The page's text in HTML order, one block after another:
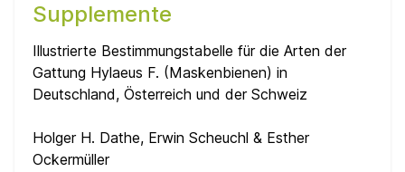
Supplemente
Illustrierte Bestimmungstabelle für die Arten der
Gattung Hylaeus F. (Maskenbienen) in
Deutschland, Österreich und der Schweiz
Holger H. Dathe, Erwin Scheuchl & Esther
Ockermüller